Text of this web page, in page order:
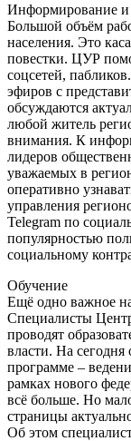
Информирование
Большой объём
населения. Это
повестки. ЦУР
соцсетей,
эфиров с
обсуждаются
любой житель
внимания. К
лидеров
уважаемых в
оперативно
управления
Telegram по
популярностью
социальному
Обучение
Ещё одно важное
Специалисты
проводят
власти. На сегодня
программе –
рамках нового
всё больше. Но
страницы
Об этом